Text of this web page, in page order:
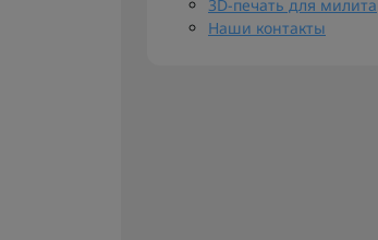
3D-печать для
Наши контакты